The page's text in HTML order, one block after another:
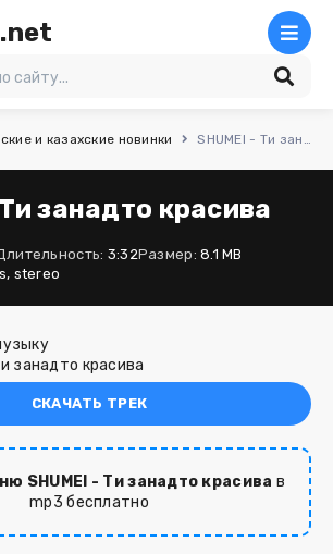
и казахские новинки SHUMEI - Ти занадто красива
занадто красива
3:32Размер: 8.1 MB
stereo
занадто красива
СКАЧАТЬ ТРЕК
SHUMEI - Ти занадто красива в
mp3 бесплатно